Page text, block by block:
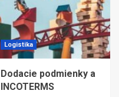
Logistika
Dodacie podmienky a
INCOTERMS